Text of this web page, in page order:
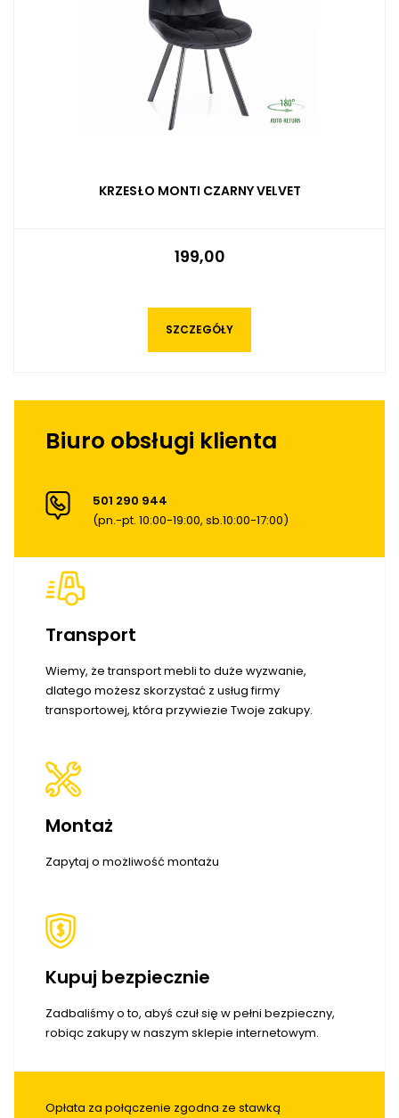
KRZESŁO MONTI CZARNY VELVET
199,00
SZCZEGÓŁY
Biuro obsługi klienta
501 290 944
(pn.-pt. 10:00-19:00, sb.10:00-17:00)
Transport
Wiemy, że transport mebli to duże wyzwanie,
dlatego możesz skorzystać z usług firmy
transportowej, która przywiezie Twoje zakupy.
Montaż
Zapytaj o możliwość montażu
Kupuj bezpiecznie
Zadbaliśmy o to, abyś czuł się w pełni bezpieczny,
robiąc zakupy w naszym sklepie internetowym.
Opłata za połączenie zgodna ze stawką